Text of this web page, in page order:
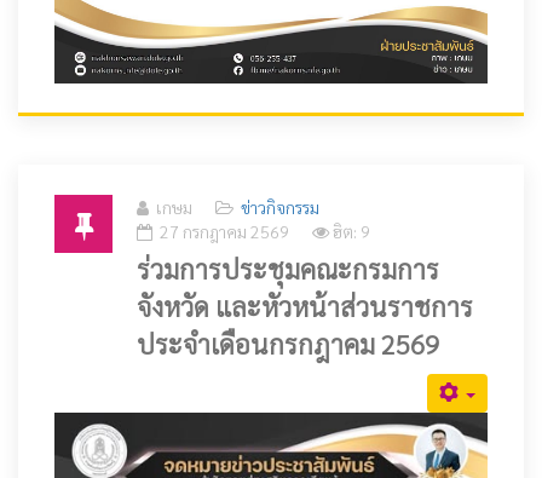
เกษม
ข่าวกิจกรรม
27 กรกฎาคม 2569
ฮิต: 9
ร่วมการประชุมคณะกรมการ
จังหวัด และหัวหน้าส่วนราชการ
ประจำเดือนกรกฎาคม 2569